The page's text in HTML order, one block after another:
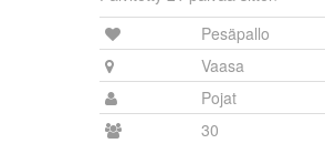
Pesäpallo
Vaasa
Pojat
30